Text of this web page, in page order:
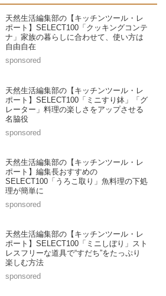
天然生活編集部の【キッチンツール・レ
ポート】SELECT100「クッキングコンテ
ナ」家族の暮らしに合わせて、使い方は
自由自在
天然生活編集部の【キッチンツール・レ
ポート】SELECT100「ミニすり鉢」「グ
レーター」料理の楽しさをアップさせる
名脇役
天然生活編集部の【キッチンツール・レ
ポート】編集長おすすめの
SELECT100「うろこ取り」魚料理の下処
理が簡単に
天然生活編集部の【キッチンツール・レ
ポート】SELECT100「ミニしぼり」スト
レスフリーな道具で“すだち”をたっぷり
楽しむ方法